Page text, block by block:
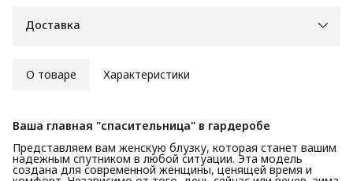
Доставка
О товаре Характеристики
Ваша главная "спасительница" в гардеробе
Представляем вам женскую блузку, которая станет вашим
надежным спутником в любой ситуации. Эта модель
создана для современной женщины, ценящей время и